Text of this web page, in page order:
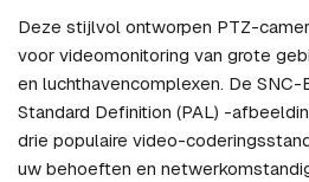
Deze stijlvol ontworpen PTZ-
voor videomonitoring van grote
en luchthavencomplexen. De SNC-
Standard Definition (PAL) -
drie populaire video-
uw behoeften en